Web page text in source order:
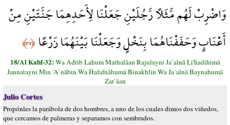
وَاضْرِبْ لَهُم مَّثَلًا رَّجُلَيْنِ جَعَلْنَا لِأَحَدِهِمَا جَنَّتَيْنِ مِنْ
أَعْنَابٍ وَحَفَفْنَاهُمَا بِنَخْلٍ وَجَعَلْنَا بَيْنَهُمَا زَرْعًا﴿٣٢﴾
18/Al Kahf-32:Wa Ađrib Lahum Mathalāan Rajulayni Ja`alnā Li'ĥadihimā
Jannatayni Min 'A`nābin Wa Ĥafafnāhumā Binakhlin Wa Ja`alnā Baynahumā
Zar`āan
Julio Cortes
Propónles la parábola de dos hombres, a uno de los cuales dimos dos viñedos,
que cercamos de palmeras y separamos con sembrados.